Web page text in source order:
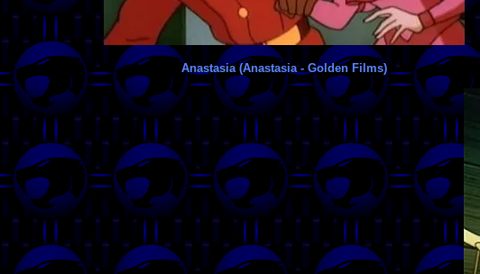
Anastasia (Anastasia - Golden Films)